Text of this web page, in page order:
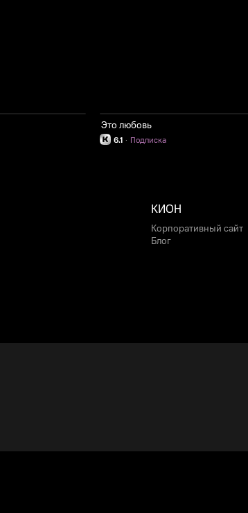
Это любовь
6.1 Подписка
·
КИОН
Корпоративный сайт
Блог